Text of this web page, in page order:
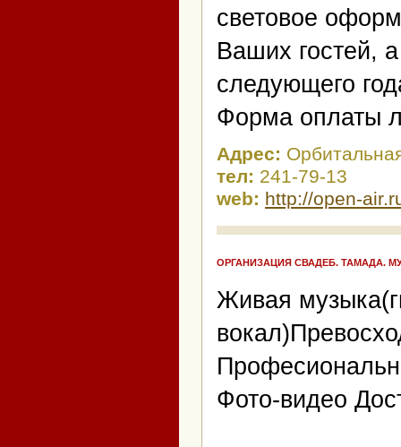
световое
Ваших гостей,
следующего
Форма оплаты
Адрес:
тел: 241-79-13
web: http://open-
ОРГАНИЗАЦИЯ СВАДЕБ. ТАМАДА.
Живая
Фото-видео